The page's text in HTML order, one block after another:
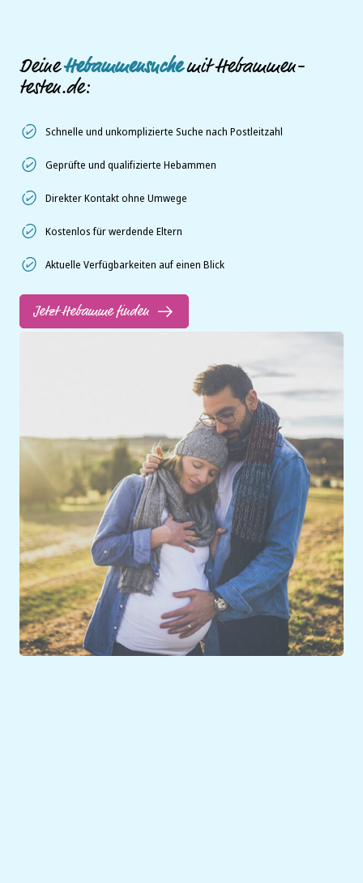
DeineHebammensuchemit Hebammen-
testen.de:
Schnelle und unkomplizierte Suche nach Postleitzahl
Geprüfte und qualifizierte Hebammen
Direkter Kontakt ohne Umwege
Kostenlos für werdende Eltern
Aktuelle Verfügbarkeiten auf einen Blick
Jetzt Hebamme finden